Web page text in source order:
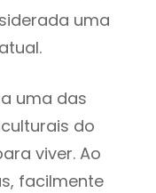
uma
uma das
do
viver. Ao
facilmente